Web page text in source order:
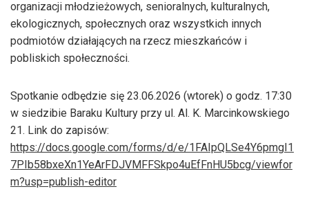
organizacji młodzieżowych, senioralnych, kulturalnych,
ekologicznych, społecznych oraz wszystkich innych
podmiotów działających na rzecz mieszkańców i
pobliskich społeczności.
Spotkanie odbędzie się 23.06.2026 (wtorek) o godz. 17:30
w siedzibie Baraku Kultury przy ul. Al. K. Marcinkowskiego
21. Link do zapisów:
https://docs.google.com/forms/d/e/1FAIpQLSe4Y6pmgI1
7PIb58bxeXn1YeArFDJVMFFSkpo4uEfFnHU5bcg/viewfor
m?usp=publish-editor